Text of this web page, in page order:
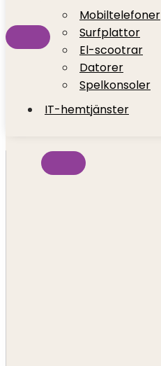
Mobiltelefoner
Surfplattor
El-scootrar
Datorer
Spelkonsoler
IT-hemtjänster